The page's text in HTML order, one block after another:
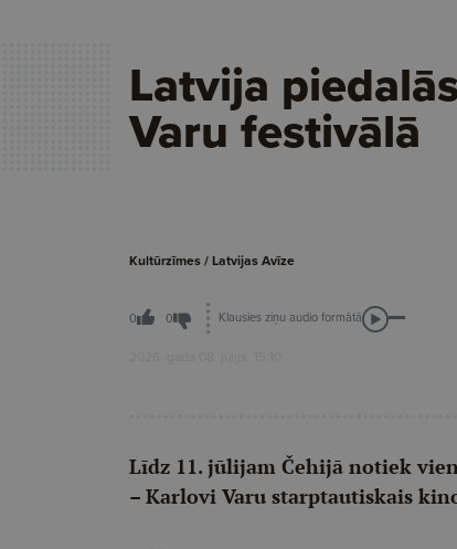
Latvija
Varu festivālā
Kultūrzīmes / Latvijas Avīze
0 0 Klausies ziņu audio formātā
2026. gada 08. jūlijs, 15:10
Līdz 11. jūlijam Čehijā notiek
– Karlovi Varu starptautiskais